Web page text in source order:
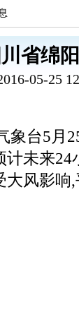
川省绵
05-25
象台5月
计未来
大风影响